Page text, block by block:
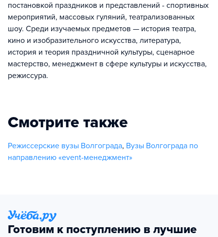
постановкой праздников и представлений - спортивных
мероприятий, массовых гуляний, театрализованных
шоу. Среди изучаемых предметов — история театра,
кино и изобразительного искусства, литература,
история и теория праздничной культуры, сценарное
мастерство, менеджмент в сфере культуры и искусства,
режиссура.
Смотрите также
Режиссерские вузы Волгограда, Вузы Волгограда по
направлению «event-менеджмент»
Готовим к поступлению в лучшие